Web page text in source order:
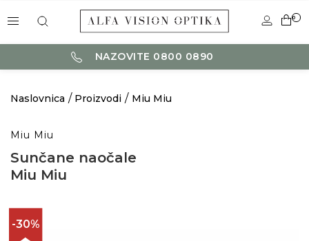
0
NAZOVITE 0800 0890
Naslovnica Proizvodi Miu Miu
Miu Miu
Sunčane naočale
Miu Miu
-30%